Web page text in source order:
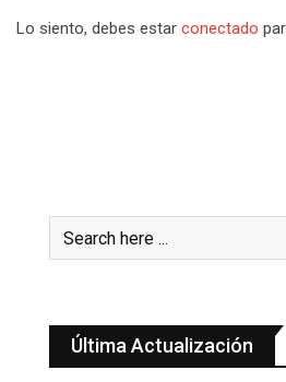
Lo siento, debes estar conectado
Última Actualización